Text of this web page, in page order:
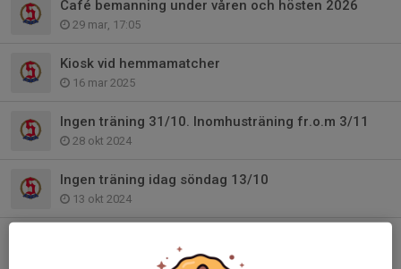
Café bemanning under våren och hösten 2026
29 mar, 17:05
Kiosk vid hemmamatcher
16 mar 2025
Ingen träning 31/10. Inomhusträning fr.o.m 3/11
28 okt 2024
Ingen träning idag söndag 13/10
13 okt 2024